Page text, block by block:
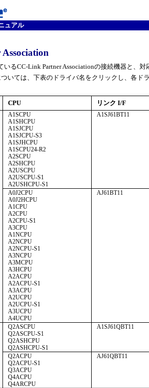
ュアル
いるCC-Link Partner Associationの接続機器と、
いては、下表のドライバ名をクリックし、各ド
CPU
リンク I/F
A1SCPU
A1SHCPU
A1SJCPU
A1SJCPU-S3
A1SJHCPU
A1SCPU24-R2
A2SCPU
A2SHCPU
A2USCPU
A2USCPU-S1
A2USHCPU-S1
A1SJ61BT11
A0J2CPU
A0J2HCPU
A1CPU
A2CPU
A2CPU-S1
A3CPU
A1NCPU
A2NCPU
A2NCPU-S1
A3NCPU
A3MCPU
A3HCPU
A2ACPU
A2ACPU-S1
A3ACPU
A2UCPU
A2UCPU-S1
A3UCPU
A4UCPU
AJ61BT11
Q2ASCPU
Q2ASCPU-S1
Q2ASHCPU
Q2ASHCPU-S1
A1SJ61QBT11
Q2ACPU
Q2ACPU-S1
Q3ACPU
Q4ACPU
Q4ARCPU
AJ61QBT11